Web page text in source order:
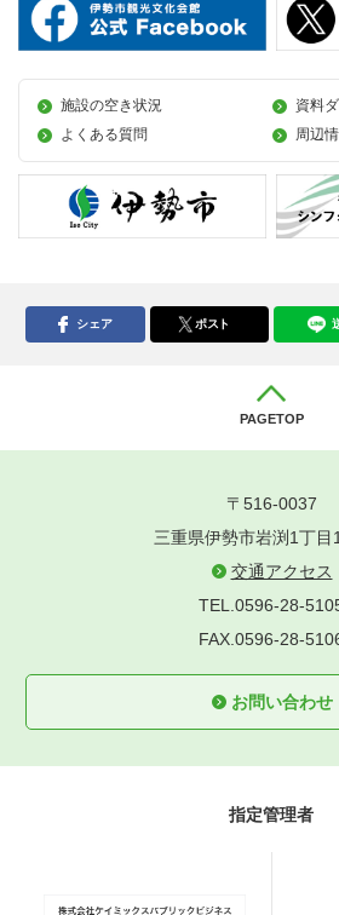
施設の空き状況
資料
よくある質問
周辺
シェア ポスト
PAGETOP
〒516-0037
三重県伊勢市岩渕1丁目
交通アクセス
TEL.0596-28-
FAX.0596-28-
お問い合わせ
指定管理者